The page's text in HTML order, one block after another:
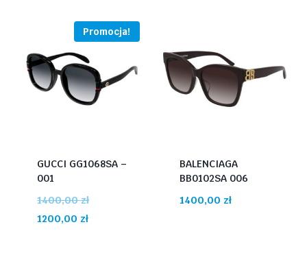
Promocja!
GUCCI GG1068SA –
001
1400,00złPierwotna
1200,00 złAktualna
BALENCIAGA
BB0102SA 006
1400,00 zł